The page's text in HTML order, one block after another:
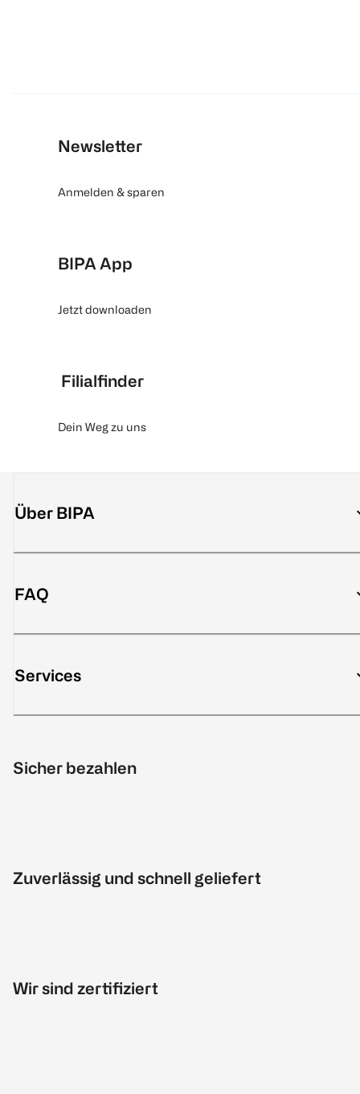
Newsletter
Anmelden & sparen
BIPA App
Jetzt downloaden
Filialfinder
Dein Weg zu uns
Über BIPA
FAQ
Services
Sicher bezahlen
Zuverlässig und schnell geliefert
Wir sind zertifiziert